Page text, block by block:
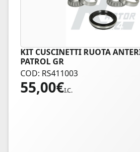
KIT CUSCINETTI RUOTA
PATROL GR
COD: RS411003
55,00€I.C.